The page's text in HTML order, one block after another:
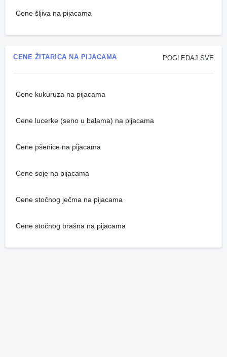
Cene šljiva na pijacama
POGLEDAJ SVE
CENE ŽITARICA NA PIJACAMA
Cene kukuruza na pijacama
Cene lucerke (seno u balama) na pijacama
Cene pšenice na pijacama
Cene soje na pijacama
Cene stočnog ječma na pijacama
Cene stočnog brašna na pijacama